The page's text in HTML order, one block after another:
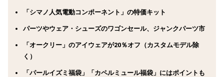
「シマノ人気電動コンポーネント」の特価キット
パーツやウェア・シューズのワゴンセール、ジャンクパーツ市
「オークリー」のアイウェアが20％オフ（カスタムモデル除
く）
「パールイズミ福袋」「カペルミュール福袋」にはポイントも